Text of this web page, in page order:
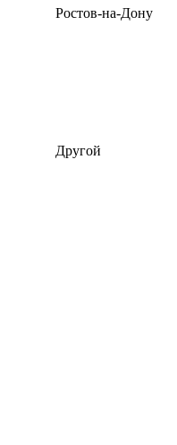
Ростов-на-Дону
Другой